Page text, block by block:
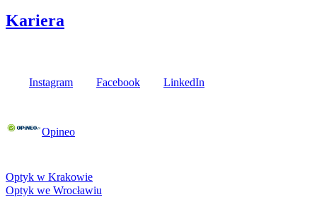
Kariera
Instagram Facebook LinkedIn
Opineo
Optyk w Krakowie
Optyk we Wrocławiu